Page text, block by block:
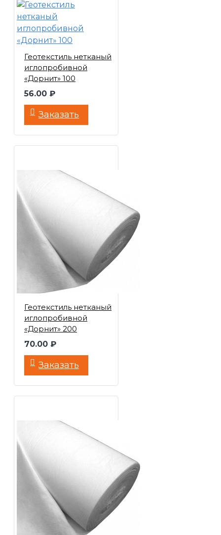
Геотекстиль нетканый
иглопробивной
«Дорнит» 100
56.00 ₽
Заказать
Геотекстиль нетканый
иглопробивной
«Дорнит» 200
70.00 ₽
Заказать